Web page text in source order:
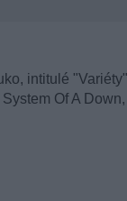
intitulé
Of A